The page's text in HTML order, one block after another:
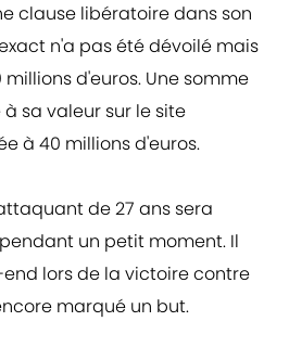
clause libératoire dans son
n'a pas été dévoilé mais
d'euros. Une somme
sa valeur sur le site
à 40 millions d'euros.
de 27 ans sera
un petit moment. Il
lors de la victoire contre
marqué un but.